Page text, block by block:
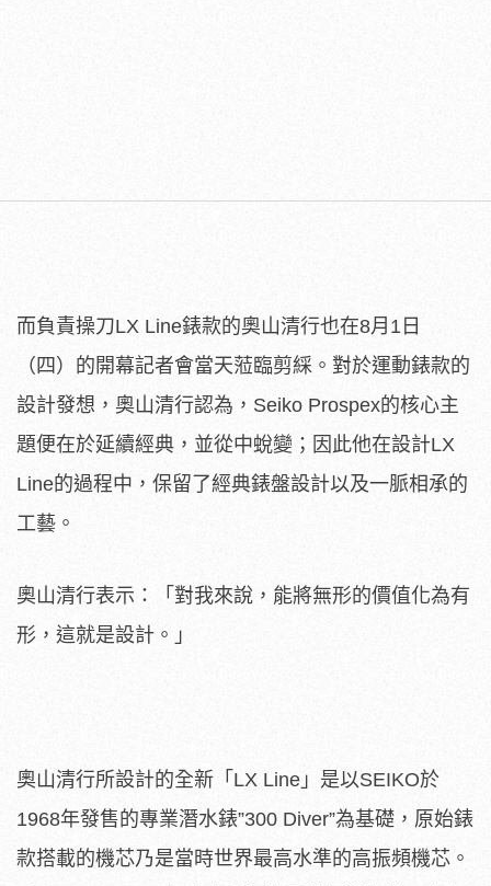
而負責操刀LX Line錶款的奧山清行也在8月1日
（四）的開幕記者會當天蒞臨剪綵。對於運動錶款的
設計發想，奧山清行認為，Seiko Prospex的核心主
題便在於延續經典，並從中蛻變；因此他在設計LX
Line的過程中，保留了經典錶盤設計以及一脈相承的
工藝。
奧山清行表示：「對我來說，能將無形的價值化為有
形，這就是設計。」
奧山清行所設計的全新「LX Line」是以SEIKO於
1968年發售的專業潛水錶”300 Diver”為基礎，原始錶
款搭載的機芯乃是當時世界最高水準的高振頻機芯。